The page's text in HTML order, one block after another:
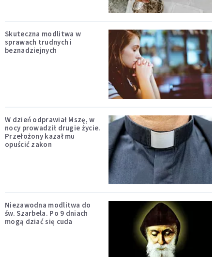
Skuteczna modlitwa w
sprawach trudnych i
beznadziejnych
W dzień odprawiał Mszę, w
nocy prowadził drugie życie.
Przełożony kazał mu
opuścić zakon
Niezawodna modlitwa do
św. Szarbela. Po 9 dniach
mogą dziać się cuda